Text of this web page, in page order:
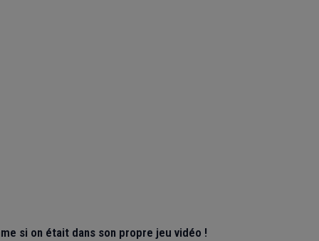
si on était dans son propre jeu vidéo !